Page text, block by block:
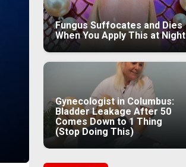
Fungus Suffocates and Dies
When You Apply This at Night
Gynecologist in Columbus:
Bladder Leakage After 50
Comes Down to 1 Thing
(Stop Doing This)